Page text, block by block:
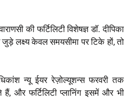
की फर्टिलिटी विशेषज्ञ डॉ. दीपिका
जुड़े लक्ष्य केवल समयसीमा पर टिके हों, तो
न्यू ईयर रेज़ोल्यूशन्स फरवरी तक
और फर्टिलिटी प्लानिंग इसमें और भी